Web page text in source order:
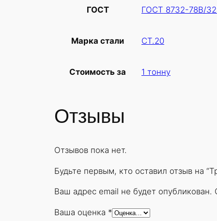
ГОСТ ГОСТ 8732-78В/
Марка стали СТ.20
Стоимость за 1 тонну
Отзывы
Отзывов пока нет.
Будьте первым, кто оставил отзыв на
Ваш адрес email не будет опубликован.
Ваша оценка *